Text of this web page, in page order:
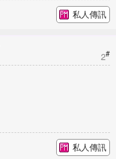
私人傳訊
2#
私人傳訊